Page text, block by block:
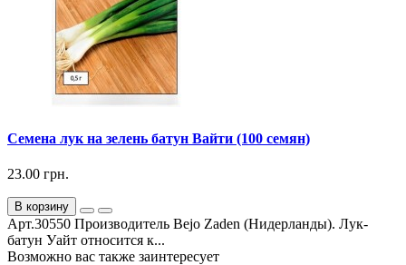
Семена лук на зелень батун Вайти (100 семян)
23.00 грн.
В корзину
Арт.30550 Производитель Bejo Zaden (Нидерланды). Лук-
батун Уайт относится к...
Возможно вас также заинтересует